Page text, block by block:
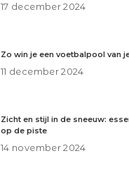
17 december 2024
Zo win je een voetbalpool van
11 december 2024
Zicht en stijl in de sneeuw:
op de piste
14 november 2024